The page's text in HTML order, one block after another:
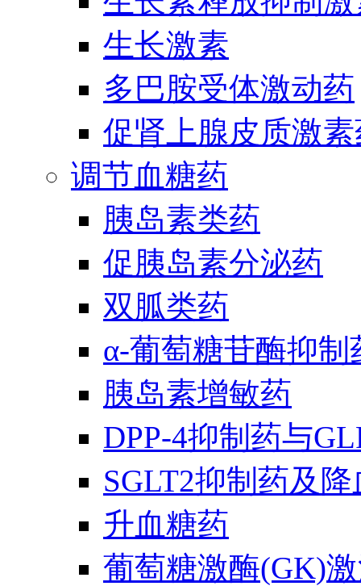
生长激素
多巴胺受体激动药
促肾上腺皮质激
调节血糖药
胰岛素类药
促胰岛素分泌药
双胍类药
α-葡萄糖苷酶抑制
胰岛素增敏药
DPP-4抑制药与
SGLT2抑制药及
升血糖药
葡萄糖激酶(GK)